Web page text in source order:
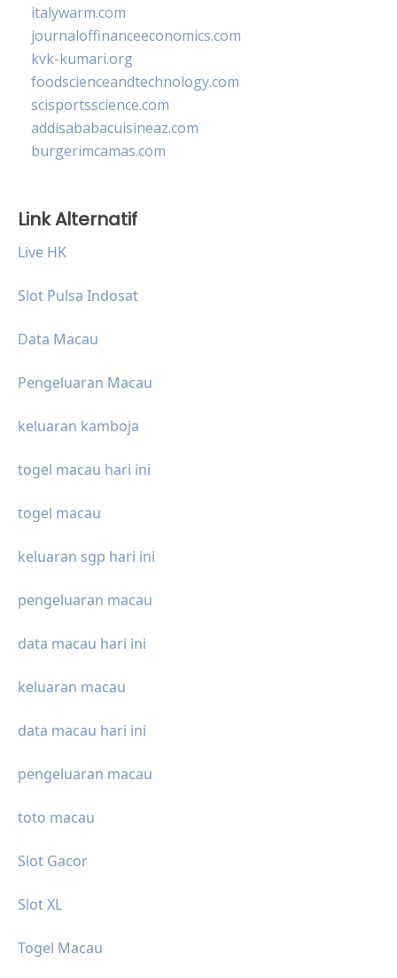
italywarm.com
journaloffinanceeconomics.com
kvk-kumari.org
foodscienceandtechnology.com
scisportsscience.com
addisababacuisineaz.com
burgerimcamas.com
Link Alternatif
Live HK
Slot Pulsa Indosat
Data Macau
Pengeluaran Macau
keluaran kamboja
togel macau hari ini
togel macau
keluaran sgp hari ini
pengeluaran macau
data macau hari ini
keluaran macau
data macau hari ini
pengeluaran macau
toto macau
Slot Gacor
Slot XL
Togel Macau